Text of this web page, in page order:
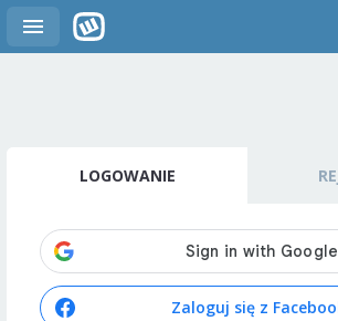
LOGOWANIE
Zaloguj się z